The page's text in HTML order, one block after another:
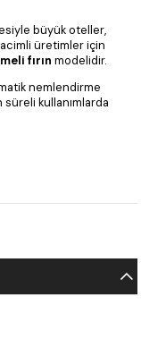
büyük oteller,
üretimler için
fırın modelidir.
nemlendirme
kullanımlarda